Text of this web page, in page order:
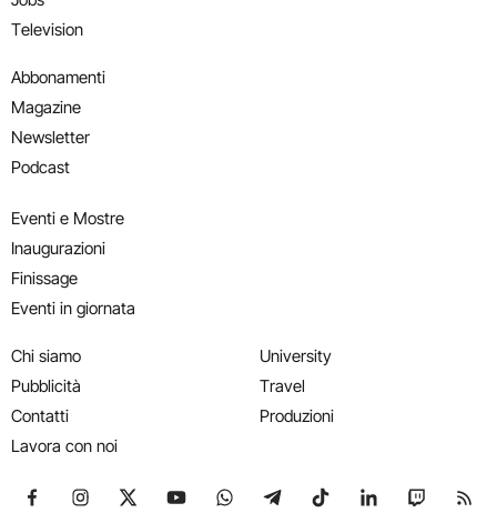
Television
Abbonamenti
Magazine
Newsletter
Podcast
Eventi e Mostre
Inaugurazioni
Finissage
Eventi in giornata
Chi siamo
Pubblicità
Contatti
Lavora con noi
University
Travel
Produzioni
Seguici su Facebook
Seguici su Instagram
Seguici su X
Seguici su YouTube
Seguici su WhatsApp
Seguici su Telegram
Seguici su TikTok
Seguici su
Seguici